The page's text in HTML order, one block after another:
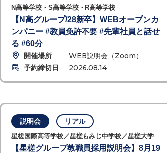
N高等学校・S高等学校・R高等学校
【N高グループ/28新卒】WEBオープンカ
ンパニー #教員免許不要 #先輩社員と話せ
る #60分
開催場所
WEB説明会（Zoom）
予約締切日
2026.08.14
説明会 リアル
星槎国際高等学校／星槎もみじ中学校／星槎大学
【星槎グループ教職員採用説明会】8月19